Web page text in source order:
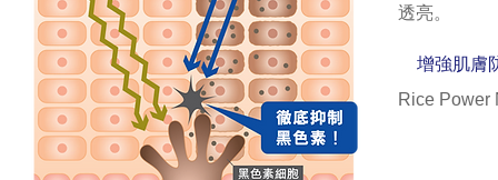
透亮。
增強肌膚
Rice Power